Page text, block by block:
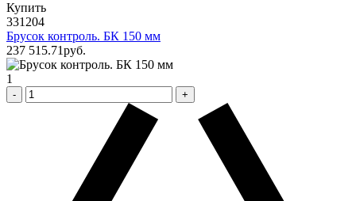
Купить
331204
Брусок контроль. БК 150 мм
237 515.71pуб.
1